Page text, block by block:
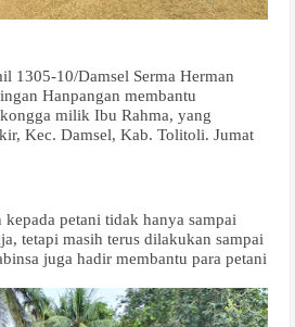
1305-10/Damsel Serma Herman
Hanpangan membantu
milik Ibu Rahma, yang
Kec. Damsel, Kab. Tolitoli. Jumat
petani tidak hanya sampai
tetapi masih terus dilakukan sampai
juga hadir membantu para petani